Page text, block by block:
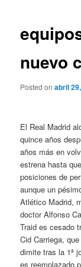
nuevo
Posted onabril
El Real Madrid
quince años
años más en
estrena hasta
posiciones de
aunque un
Atlético Madrid,
doctor Alfonso
Traid es cesado
Cid Carriega,
dimite tras la 1ª
es reemplazado